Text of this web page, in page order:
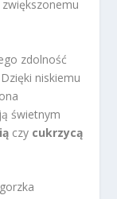
zdolność
niskiemu
świetnym
czy cukrzycą